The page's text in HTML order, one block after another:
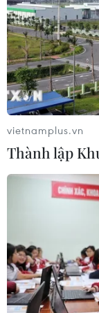
Munich
06/08/2026 15:57
Italy và Hy
của virus Tây
06/08/2026 13:24
Bão Dolphin
Trung Quốc,
Làn sóng tấn
các quỹ đầu cơ
vietnamplus.vn
Thành lập